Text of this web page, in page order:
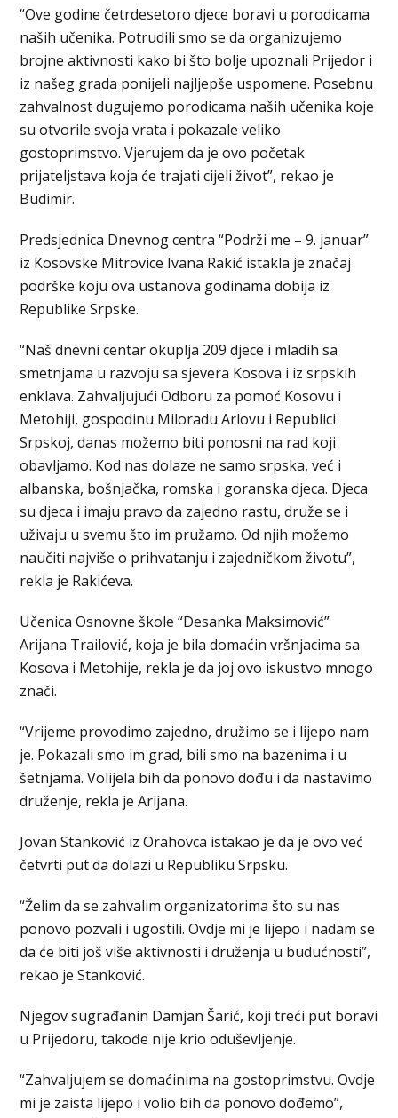
“Ove godine četrdesetoro djece boravi u porodicama
naših učenika. Potrudili smo se da organizujemo
brojne aktivnosti kako bi što bolje upoznali Prijedor i
iz našeg grada ponijeli najljepše uspomene. Posebnu
zahvalnost dugujemo porodicama naših učenika koje
su otvorile svoja vrata i pokazale veliko
gostoprimstvo. Vjerujem da je ovo početak
prijateljstava koja će trajati cijeli život”, rekao je
Budimir.
Predsjednica Dnevnog centra “Podrži me – 9. januar”
iz Kosovske Mitrovice Ivana Rakić istakla je značaj
podrške koju ova ustanova godinama dobija iz
Republike Srpske.
“Naš dnevni centar okuplja 209 djece i mladih sa
smetnjama u razvoju sa sjevera Kosova i iz srpskih
enklava. Zahvaljujući Odboru za pomoć Kosovu i
Metohiji, gospodinu Miloradu Arlovu i Republici
Srpskoj, danas možemo biti ponosni na rad koji
obavljamo. Kod nas dolaze ne samo srpska, već i
albanska, bošnjačka, romska i goranska djeca. Djeca
su djeca i imaju pravo da zajedno rastu, druže se i
uživaju u svemu što im pružamo. Od njih možemo
naučiti najviše o prihvatanju i zajedničkom životu”,
rekla je Rakićeva.
Učenica Osnovne škole “Desanka Maksimović”
Arijana Trailović, koja je bila domaćin vršnjacima sa
Kosova i Metohije, rekla je da joj ovo iskustvo mnogo
znači.
“Vrijeme provodimo zajedno, družimo se i lijepo nam
je. Pokazali smo im grad, bili smo na bazenima i u
šetnjama. Volijela bih da ponovo dođu i da nastavimo
druženje, rekla je Arijana.
Jovan Stanković iz Orahovca istakao je da je ovo već
četvrti put da dolazi u Republiku Srpsku.
“Želim da se zahvalim organizatorima što su nas
ponovo pozvali i ugostili. Ovdje mi je lijepo i nadam se
da će biti još više aktivnosti i druženja u budućnosti”,
rekao je Stanković.
Njegov sugrađanin Damjan Šarić, koji treći put boravi
u Prijedoru, takođe nije krio oduševljenje.
“Zahvaljujem se domaćinima na gostoprimstvu. Ovdje
mi je zaista lijepo i volio bih da ponovo dođemo”,